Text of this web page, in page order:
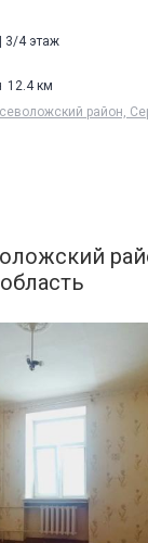
3/4 этаж
12.4 км
район,